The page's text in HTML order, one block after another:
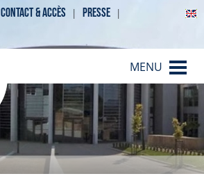
CONTACT & ACCÈS
PRESSE
MENU